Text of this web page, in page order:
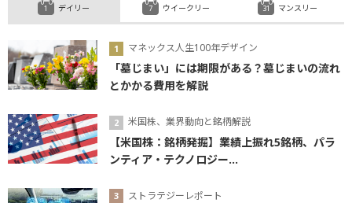
デイリー
マネックス人生100年デザイン
「墓じまい」には期限がある？墓じまいの流れ
とかかる費用を解説
米国株、業界動向と銘柄解説
【米国株：銘柄発掘】業績上振れ5銘柄、パラ
ンティア・テクノロジー...
ストラテジーレポート
ウイークリー マンスリー